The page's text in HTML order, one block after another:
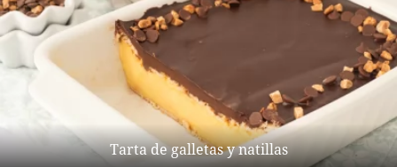
Tarta de galletas y natillas